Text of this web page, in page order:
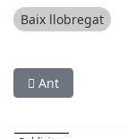
Baix llobregat
Article anterior:
Ant